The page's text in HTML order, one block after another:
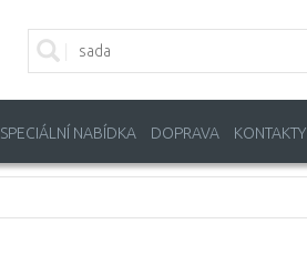
SPECIÁLNÍ NABÍDKA DOPRAVA KONTAKTY